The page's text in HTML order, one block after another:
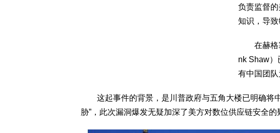
负责监督的
知识，导致
在赫格塞
nk Shaw）
有中国团队
这起事件的背景，是川普政府与五角大楼已明确将
胁”，此次漏洞爆发无疑加深了美方对数位供应链安全的